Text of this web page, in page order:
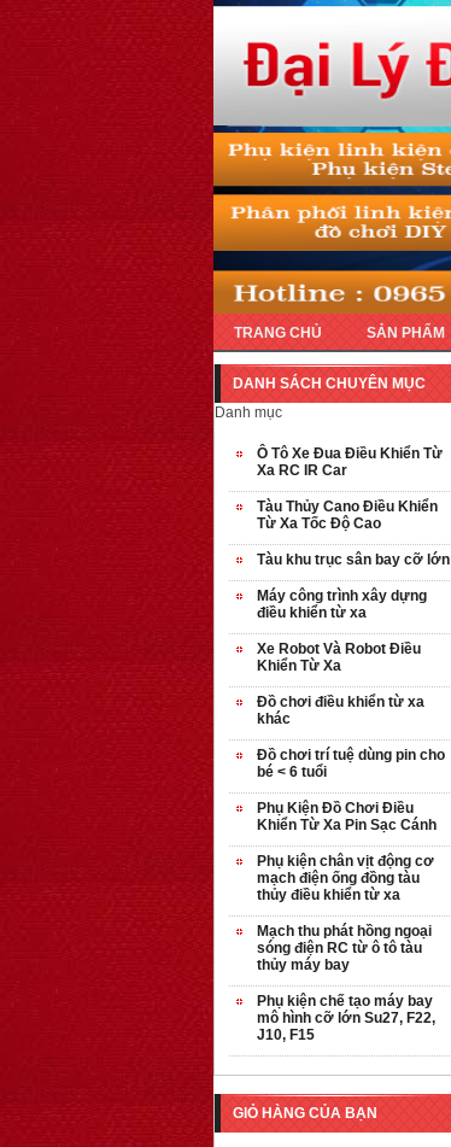
TRANG CHỦ SẢN PHẨM
DANH SÁCH CHUYÊN MỤC
Danh mục
Ô Tô Xe Đua Điều Khiển Từ
Xa RC IR Car
Tàu Thủy Cano Điều Khiển
Từ Xa Tốc Độ Cao
Tàu khu trục sân bay cỡ lớn
Máy công trình xây dựng
điều khiển từ xa
Xe Robot Và Robot Điều
Khiển Từ Xa
Đồ chơi điều khiển từ xa
khác
Đồ chơi trí tuệ dùng pin cho
bé < 6 tuổi
Phụ Kiện Đồ Chơi Điều
Khiển Từ Xa Pin Sạc Cánh
Phụ kiện chân vịt động cơ
mạch điện ống đồng tàu
thủy điều khiển từ xa
Mạch thu phát hồng ngoại
sóng điện RC từ ô tô tàu
thủy máy bay
Phụ kiện chế tạo máy bay
mô hình cỡ lớn Su27, F22,
J10, F15
GIỎ HÀNG CỦA BẠN